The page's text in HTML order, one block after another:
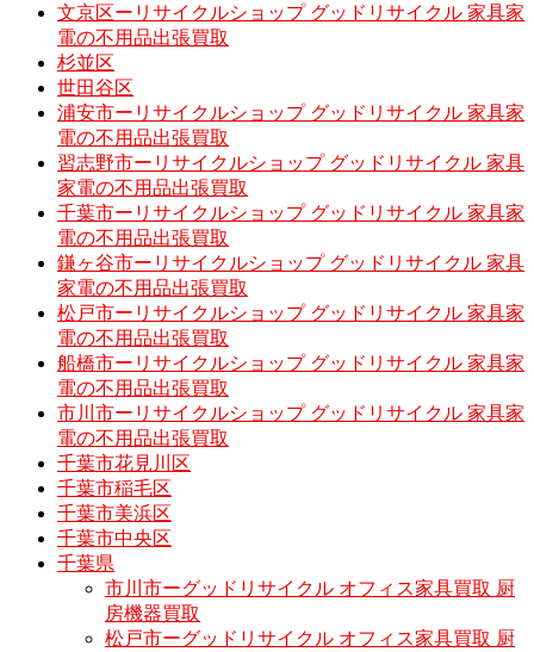
文京区ーリサイクルショップ グッドリサイクル 家具家
電の不用品出張買取
杉並区
世田谷区
浦安市ーリサイクルショップ グッドリサイクル 家具家
電の不用品出張買取
習志野市ーリサイクルショップ グッドリサイクル 家具
家電の不用品出張買取
千葉市ーリサイクルショップ グッドリサイクル 家具家
電の不用品出張買取
鎌ヶ谷市ーリサイクルショップ グッドリサイクル 家具
家電の不用品出張買取
松戸市ーリサイクルショップ グッドリサイクル 家具家
電の不用品出張買取
船橋市ーリサイクルショップ グッドリサイクル 家具家
電の不用品出張買取
市川市ーリサイクルショップ グッドリサイクル 家具家
電の不用品出張買取
千葉市花見川区
千葉市稲毛区
千葉市美浜区
千葉市中央区
千葉県
市川市ーグッドリサイクル オフィス家具買取 厨
房機器買取
松戸市ーグッドリサイクル オフィス家具買取 厨